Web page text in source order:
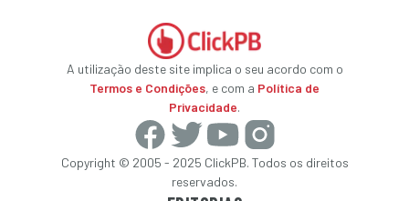
A utilização deste site implica o seu acordo com o
Termos e Condições, e com a Política de
Privacidade.
Copyright © 2005 - 2025 ClickPB. Todos os direitos
reservados.